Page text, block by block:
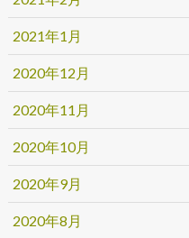
2021年1月
2020年12月
2020年11月
2020年10月
2020年9月
2020年8月